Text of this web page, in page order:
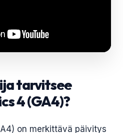
tarvitsee
4 (GA4)?
on merkittävä päivitys